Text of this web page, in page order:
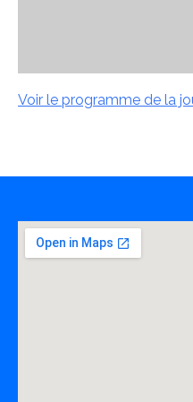
Voir le programme de la